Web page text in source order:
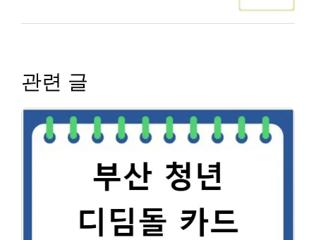
관련 글